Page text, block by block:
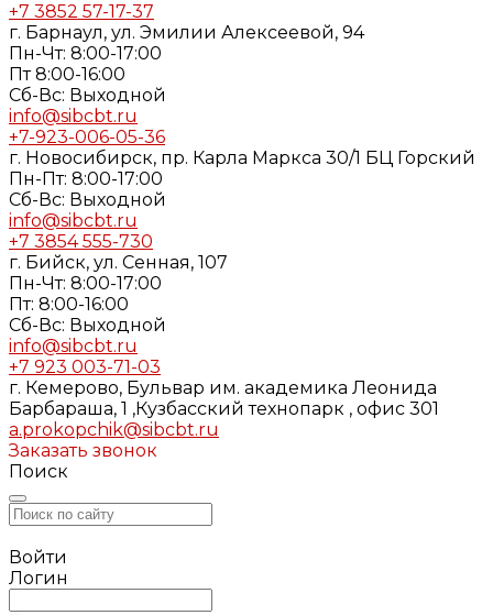
+7 3852 57-17-37
г. Барнаул, ул. Эмилии Алексеевой, 94
Пн-Чт: 8:00-17:00
Пт 8:00-16:00
Cб-Вс: Выходной
info@sibcbt.ru
+7-923-006-05-36
г. Новосибирск, пр. Карла Маркса 30/1 БЦ Горский
Пн-Пт: 8:00-17:00
Cб-Вс: Выходной
info@sibcbt.ru
+7 3854 555-730
г. Бийск, ул. Сенная, 107
Пн-Чт: 8:00-17:00
Пт: 8:00-16:00
Cб-Вс: Выходной
info@sibcbt.ru
+7 923 003-71-03
г. Кемерово, Бульвар им. академика Леонида
Барбараша, 1 ,Кузбасский технопарк , офис 301
a.prokopchik@sibcbt.ru
Заказать звонок
Поиск
Войти
Логин